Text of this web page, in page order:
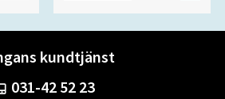
kundtjänst
031-42 52 23